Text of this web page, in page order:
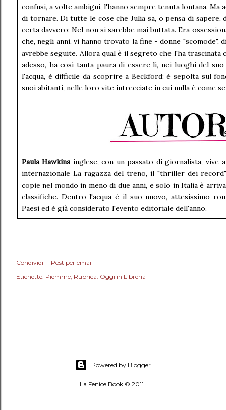
confusi, a volte ambigui, l'hanno sempre tenuta lontana. Ma
di tornare. Di tutte le cose che Julia sa, o pensa di sapere,
certa davvero: Nel non si sarebbe mai buttata. Era
che, negli anni, vi hanno trovato la fine - donne "scomode",
avrebbe seguite. Allora qual è il segreto che l'ha trascinata
adesso, ha così tanta paura di essere lì, nei luoghi del
l'acqua, è difficile da scoprire a Beckford: è sepolta sul
suoi abitanti, nelle loro vite intrecciate in cui nulla è come
Paula Hawkins inglese, con un passato di giornalista, vive
internazionale La ragazza del treno, il "thriller dei
copie nel mondo in meno di due anni, e solo in Italia è
classifiche. Dentro l'acqua è il suo nuovo, attesissimo
Paesi ed è già considerato l'evento editoriale dell'anno.
Condividi
Post per email
Etichette: Piemme Rubrica: Oggi in Libreria
Powered by Blogger
La Fenice Book © 2011 |